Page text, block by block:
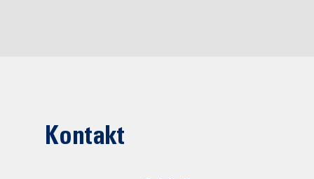
Kontakt